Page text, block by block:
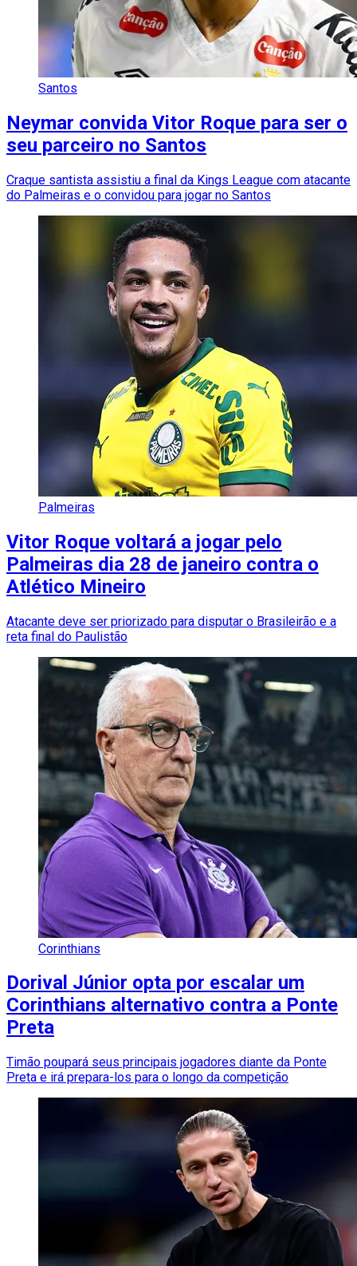
Santos
Neymar convida Vitor Roque para ser o
seu parceiro no Santos
Craque santista assistiu a final da Kings League com atacante
do Palmeiras e o convidou para jogar no Santos
Palmeiras
Vitor Roque voltará a jogar pelo
Palmeiras dia 28 de janeiro contra o
Atlético Mineiro
Atacante deve ser priorizado para disputar o Brasileirão e a
reta final do Paulistão
Corinthians
Dorival Júnior opta por escalar um
Corinthians alternativo contra a Ponte
Preta
Timão poupará seus principais jogadores diante da Ponte
Preta e irá prepara-los para o longo da competição